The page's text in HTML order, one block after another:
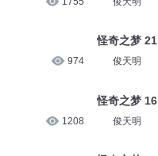
974
1208
怪奇之梦 21
俊天明
怪奇之梦 16
俊天明